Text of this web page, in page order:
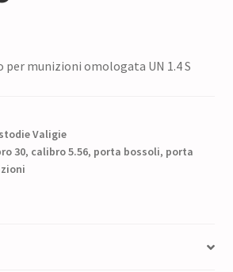
munizioni omologata UN 1.4 S
Valigie
30, calibro 5.56, porta bossoli, porta